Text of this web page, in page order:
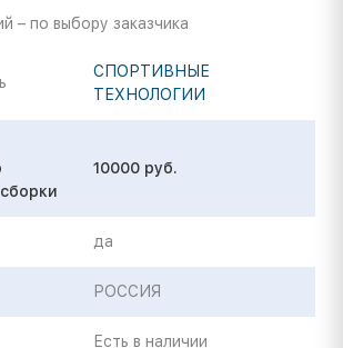
– по выбору заказчика
СПОРТИВНЫЕ
ТЕХНОЛОГИИ
10000 руб.
да
РОССИЯ
Есть в наличии